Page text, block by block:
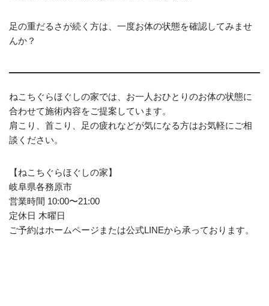
足の重だるさが続く方は、一度お体の状態を確認してみませ
んか？
ねこちぐらほぐしの家では、お一人おひとりのお体の状態に
合わせて施術内容をご提案しています。
肩こり、首こり、足の疲れなどが気になる方はお気軽にご相
談ください。
【ねこちぐらほぐしの家】
岐阜県各務原市
営業時間 10:00〜21:00
定休日 木曜日
ご予約はホームページまたは公式LINEから承っております。